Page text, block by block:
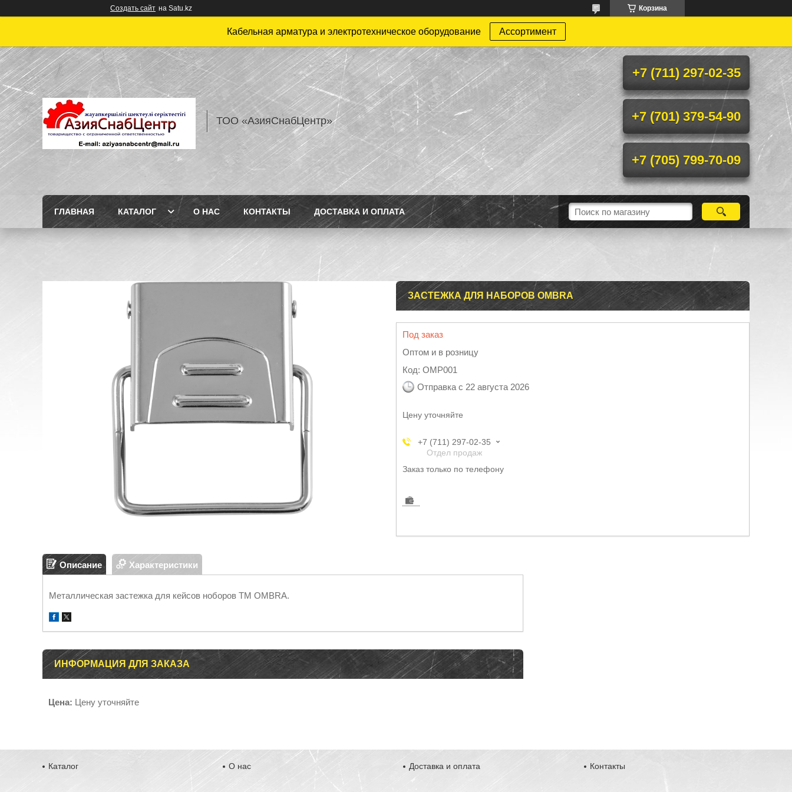
Создать сайт на Satu.kz Корзина
Кабельная арматура и электротехническое оборудование Ассортимент
ТОО «АзияСнабЦентр»
+7 (711) 297-02-35
+7 (701) 379-54-90
+7 (705) 799-70-09
ГЛАВНАЯ КАТАЛОГ О НАС КОНТАКТЫ ДОСТАВКА И ОПЛАТА
ЗАСТЕЖКА ДЛЯ НАБОРОВ OMBRA
Под заказ
Оптом и в розницу
Код: OMP001
Отправка с 22 августа 2026
Цену уточняйте
+7 (711) 297-02-35
Отдел продаж
Заказ только по телефону
Описание Характеристики
Металлическая застежка для кейсов ноборов ТМ OMBRA.
ИНФОРМАЦИЯ ДЛЯ ЗАКАЗА
Цена: Цену уточняйте
Каталог О нас Доставка и оплата Контакты